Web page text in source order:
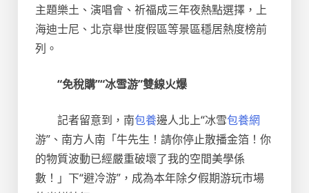
主題樂土、演唱會、祈福成三年夜熱點選擇，上
海迪士尼、北京舉世度假區等景區穩居熱度榜前
列。
“免稅購”“冰雪游”雙線火爆
記者留意到，南包養邊人北上“冰雪包養網
游”、南方人南「牛先生！請你停止散播金箔！你
的物質波動已經嚴重破壞了我的空間美學係
數！」下“避冷游”，成為本年除夕假期游玩市場